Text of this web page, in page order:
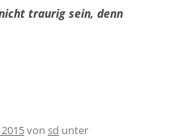
trau­rig sein, denn
von sd unter